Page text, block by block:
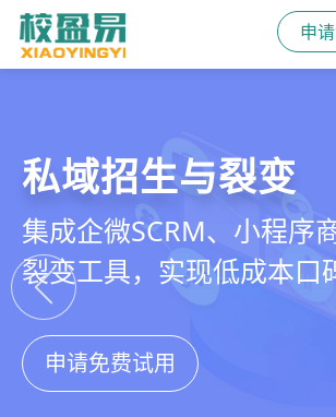
申
教培行业CRM
以学员为中心，打通从引
教学到复购转介绍的全生
引擎
申请免费试用
智能销售漏斗
线索自动分配、标准化跟
化分析，打造高绩效招生
申请免费试用
精细化客户运营
360°学员画像、自动化服
能续费预警，深度挖掘学
申请免费试用
私域招生与裂变
集成企微SCRM、小程序
裂变工具，实现低成本口
申请免费试用